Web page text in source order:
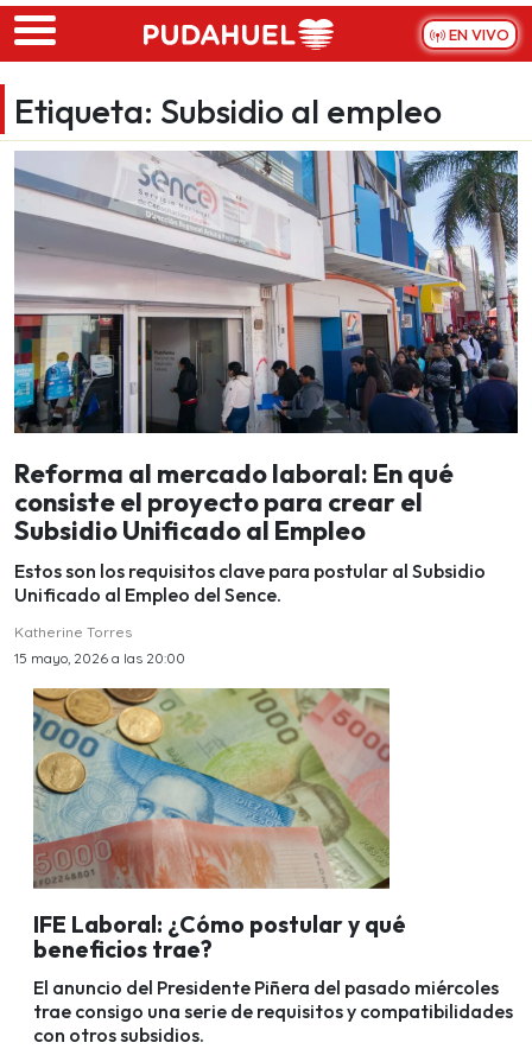
Skip to main content
EN VIVO
Etiqueta: Subsidio al empleo
Reforma al mercado laboral: En qué
consiste el proyecto para crear el
Subsidio Unificado al Empleo
Estos son los requisitos clave para postular al Subsidio
Unificado al Empleo del Sence.
Katherine Torres
15 mayo, 2026 a las 20:00
IFE Laboral: ¿Cómo postular y qué
beneficios trae?
El anuncio del Presidente Piñera del pasado miércoles
trae consigo una serie de requisitos y compatibilidades
con otros subsidios.